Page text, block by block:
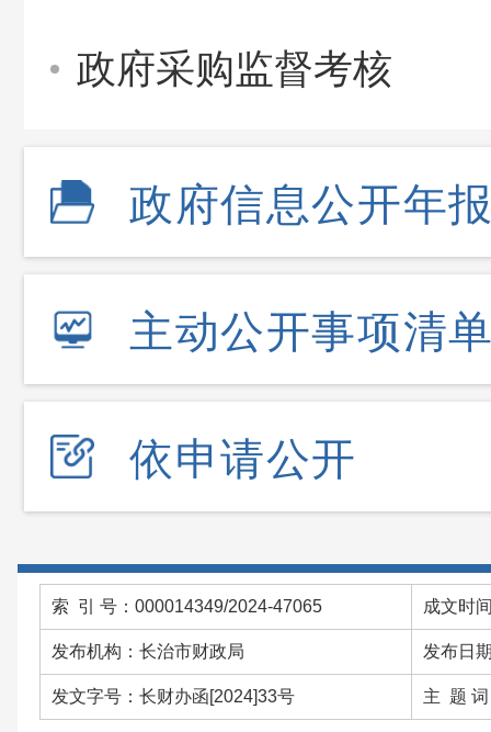
政府采购监督考核
政府信息公开年
主动公开事项清
依申请公开
索 引 号：000014349/2024-47065 成文时
发布机构：长治市财政局 发布日
发文字号：长财办函[2024]33号 主 题 词